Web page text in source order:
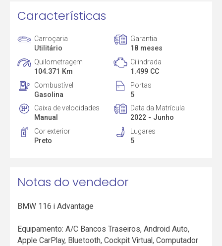
Características
Carroçaria
Utilitário
Garantia
18 meses
Quilometragem
104.371 Km
Cilindrada
1.499 CC
Combustível
Gasolina
Portas
5
Caixa de velocidades
Manual
Data da Matrícula
2022 - Junho
Cor exterior
Preto
Lugares
5
Notas do vendedor
BMW 116 i Advantage
Equipamento: A/C Bancos Traseiros, Android Auto,
Apple CarPlay, Bluetooth, Cockpit Virtual, Computador